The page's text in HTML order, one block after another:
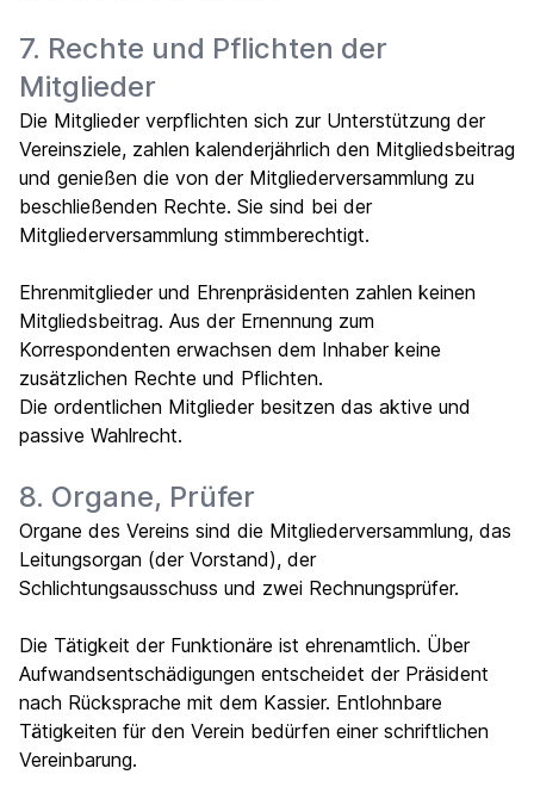
7. Rechte und Pflichten der
Mitglieder
Die Mitglieder verpflichten sich zur Unterstützung der
Vereinsziele, zahlen kalenderjährlich den Mitgliedsbeitrag
und genießen die von der Mitgliederversammlung zu
beschließenden Rechte. Sie sind bei der
Mitgliederversammlung stimmberechtigt.
Ehrenmitglieder und Ehrenpräsidenten zahlen keinen
Mitgliedsbeitrag. Aus der Ernennung zum
Korrespondenten erwachsen dem Inhaber keine
zusätzlichen Rechte und Pflichten.
Die ordentlichen Mitglieder besitzen das aktive und
passive Wahlrecht.
8. Organe, Prüfer
Organe des Vereins sind die Mitgliederversammlung, das
Leitungsorgan (der Vorstand), der
Schlichtungsausschuss und zwei Rechnungsprüfer.
Die Tätigkeit der Funktionäre ist ehrenamtlich. Über
Aufwandsentschädigungen entscheidet der Präsident
nach Rücksprache mit dem Kassier. Entlohnbare
Tätigkeiten für den Verein bedürfen einer schriftlichen
Vereinbarung.